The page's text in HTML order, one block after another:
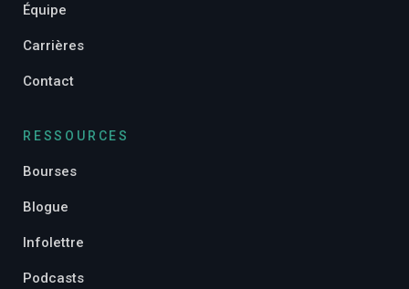
Équipe
Carrières
Contact
RESSOURCES
Bourses
Blogue
Infolettre
Podcasts